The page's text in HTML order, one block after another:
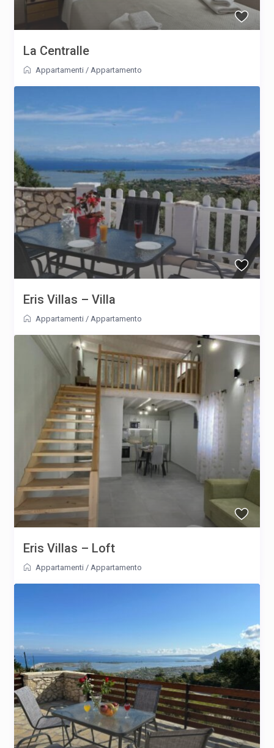
La Centralle
Appartamenti / Appartamento
Eris Villas – Villa
Appartamenti /Appartamento
Eris Villas – Loft
Appartamenti /Appartamento